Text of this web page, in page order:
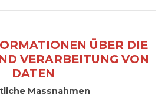
ÜBER DIE
VERARBEITUNG VON
DATEN
Massnahmen